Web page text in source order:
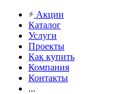
Акции
Каталог
Услуги
Проекты
Как купить
Компания
Контакты
...